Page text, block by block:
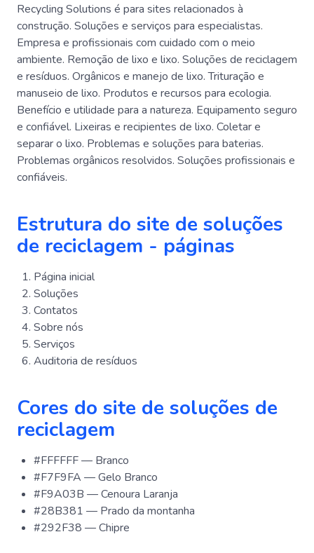
Recycling Solutions é para sites relacionados à
construção. Soluções e serviços para especialistas.
Empresa e profissionais com cuidado com o meio
ambiente. Remoção de lixo e lixo. Soluções de reciclagem
e resíduos. Orgânicos e manejo de lixo. Trituração e
manuseio de lixo. Produtos e recursos para ecologia.
Benefício e utilidade para a natureza. Equipamento seguro
e confiável. Lixeiras e recipientes de lixo. Coletar e
separar o lixo. Problemas e soluções para baterias.
Problemas orgânicos resolvidos. Soluções profissionais e
confiáveis.
Estrutura do site de soluções
de reciclagem - páginas
Página inicial
Soluções
Contatos
Sobre nós
Serviços
Auditoria de resíduos
Cores do site de soluções de
reciclagem
#FFFFFF — Branco
#F7F9FA — Gelo Branco
#F9A03B — Cenoura Laranja
#28B381 — Prado da montanha
#292F38 — Chipre